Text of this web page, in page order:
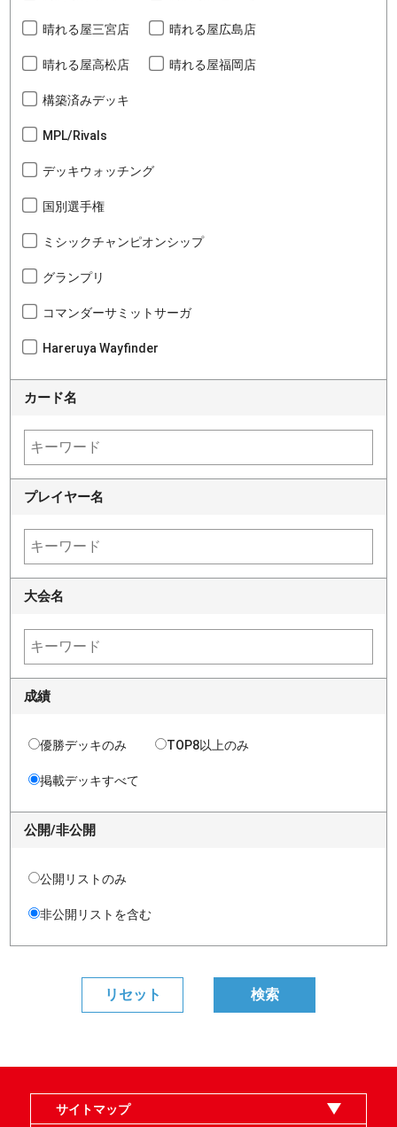
晴れる屋三宮店 晴れる屋広島店
晴れる屋高松店 晴れる屋福岡店
構築済みデッキ
MPL/Rivals
デッキウォッチング
国別選手権
ミシックチャンピオンシップ
グランプリ
コマンダーサミットサーガ
Hareruya Wayfinder
カード名
プレイヤー名
大会名
成績
優勝デッキのみ TOP8以上のみ
掲載デッキすべて
公開/非公開
公開リストのみ
非公開リストを含む
サイトマップ